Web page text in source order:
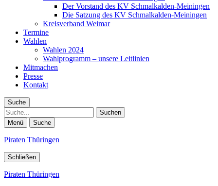
Der Vorstand des KV Schmalkalden-Meiningen
Die Satzung des KV Schmalkalden-Meiningen
Kreisverband Weimar
Termine
Wahlen
Wahlen 2024
Wahlprogramm – unsere Leitlinien
Mitmachen
Presse
Kontakt
Suche
Suche
Menü Suche
Piraten Thüringen
Schließen
Piraten Thüringen